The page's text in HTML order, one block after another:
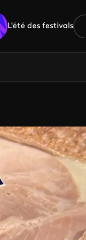
L'été des festivals